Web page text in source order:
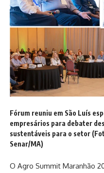
Fórum reuniu em São Luís
empresários para debater
sustentáveis para o setor
Senar/MA)
O Agro Summit Maranhão